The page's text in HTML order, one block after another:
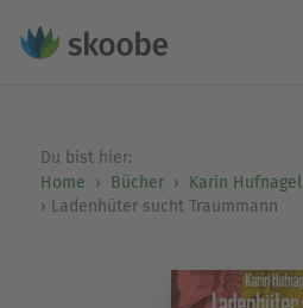
Du bist hier:
Home
Bücher
Karin Hufnagel
Ladenhüter sucht Traummann